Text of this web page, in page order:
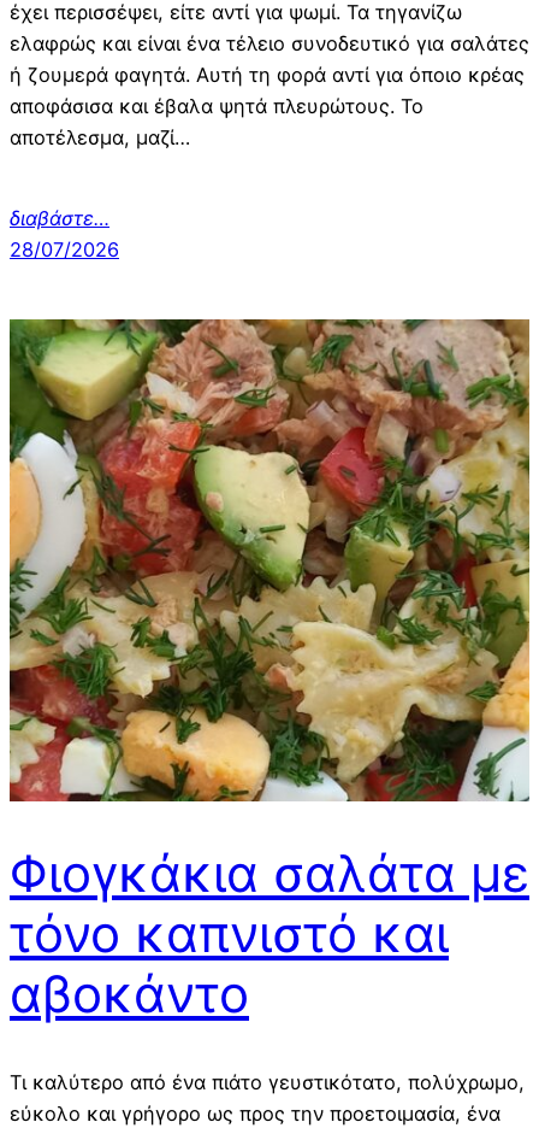
έχει περισσέψει, είτε αντί για ψωμί. Τα τηγανίζω
ελαφρώς και είναι ένα τέλειο συνοδευτικό για σαλάτες
ή ζουμερά φαγητά. Αυτή τη φορά αντί για όποιο κρέας
αποφάσισα και έβαλα ψητά πλευρώτους. Το
αποτέλεσμα, μαζί…
διαβάστε…
28/07/2026
Φιογκάκια σαλάτα με
τόνο καπνιστό και
αβοκάντο
Τι καλύτερο από ένα πιάτο γευστικότατο, πολύχρωμο,
εύκολο και γρήγορο ως προς την προετοιμασία, ένα